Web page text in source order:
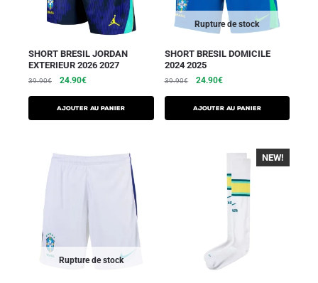
SHORT BRESIL JORDAN
EXTERIEUR 2026 2027
39.90€ 24.90€
AJOUTER AU PANIER
Rupture de stock
SHORT BRESIL DOMICILE
2024 2025
39.90€ 24.90€
AJOUTER AU PANIER
Rupture de stock
NEW!